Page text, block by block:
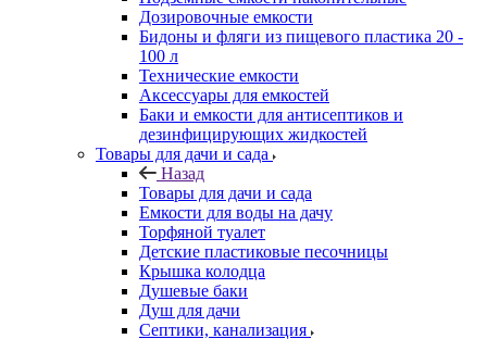
Дозировочные емкости
Бидоны и фляги из пищевого пластика 20 -
100 л
Технические емкости
Аксессуары для емкостей
Баки и емкости для антисептиков и
дезинфицирующих жидкостей
Товары для дачи и сада
Назад
Товары для дачи и сада
Емкости для воды на дачу
Торфяной туалет
Детские пластиковые песочницы
Крышка колодца
Душевые баки
Душ для дачи
Септики, канализация